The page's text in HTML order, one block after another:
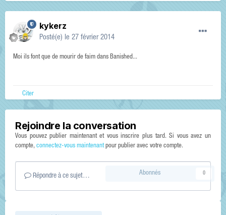
kykerz
Posté(e) le 27 février 2014
Moi ils font que de mourir de faim dans Banished...
Citer
Rejoindre la conversation
Vous pouvez publier maintenant et vous inscrire plus tard. Si vous avez un
compte, connectez-vous maintenantpour publier avec votre compte.
Répondre à ce sujet… Abonnés 0